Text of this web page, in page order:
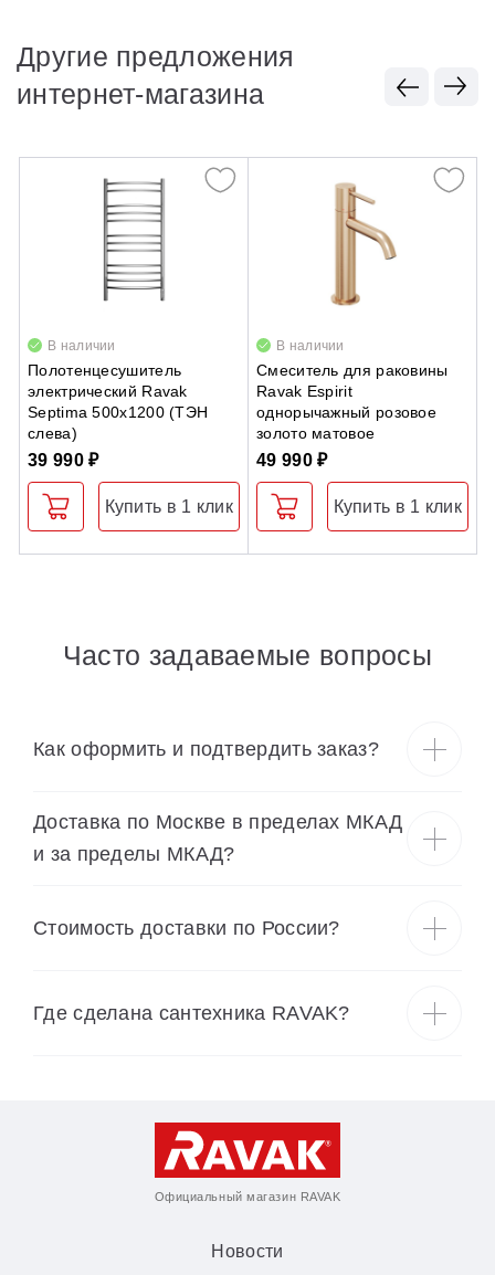
Другие предложения
интернет-магазина
В наличии
Полотенцесушитель
электрический Ravak
Septima 500х1200 (ТЭН
слева)
39 990 ₽
Купить в 1 клик
В наличии
Смеситель для раковины
Ravak Espirit
однорычажный розовое
золото матовое
49 990 ₽
Купить в 1 клик
Часто задаваемые вопросы
Как оформить и подтвердить заказ?
Доставка по Москве в пределах МКАД
и за пределы МКАД?
Cтоимость доставки по России?
Где сделана сантехника RAVAK?
Официальный магазин RAVAK
Новости